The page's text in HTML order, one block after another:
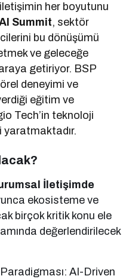
her boyutunu
Summit, sektör
bu dönüşümü
ve geleceğe
getiriyor. BSP
deneyimi ve
eğitim ve
Tech’in teknoloji
yaratmaktadır.
İletişimde
ekosisteme ve
birçok kritik konu ele
değerlendirilecek
AI-Driven